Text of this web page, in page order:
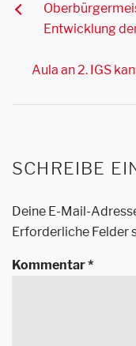
Entwicklung
Aula an 2. IGS
SCHREIBE
Deine E-Mail-
Erforderliche Felder
Kommentar*